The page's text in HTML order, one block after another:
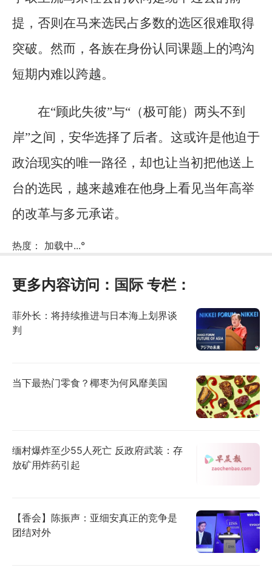
提，否则在马来选民占多数的选区很难取得
突破。然而，各族在身份认同课题上的鸿沟
短期内难以跨越。
在“顾此失彼”与“（极可能）两头不到
岸”之间，安华选择了后者。这或许是他迫于
政治现实的唯一路径，却也让当初把他送上
台的选民，越来越难在他身上看见当年高举
的改革与多元承诺。
热度： 加载中...°
更多内容访问： 国际专栏：
菲外长：将持续推进与日本海上划界谈
判
当下最热门零食？椰枣为何风靡美国
缅村爆炸至少55人死亡 反政府武装：存
放矿用炸药引起
【香会】陈振声：亚细安真正的竞争是
团结对外